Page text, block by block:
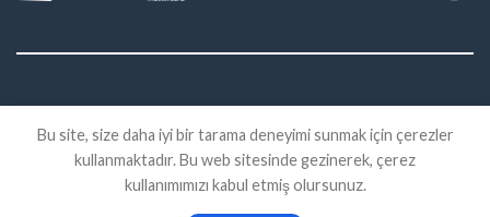
2026 Eklenti Market
SATIŞ SÖZLEŞMESI KVKK
Bu site, size daha iyi bir tarama deneyimi sunmak için çerezler
kullanmaktadır. Bu web sitesinde gezinerek, çerez
kullanımımızı kabul etmiş olursunuz.